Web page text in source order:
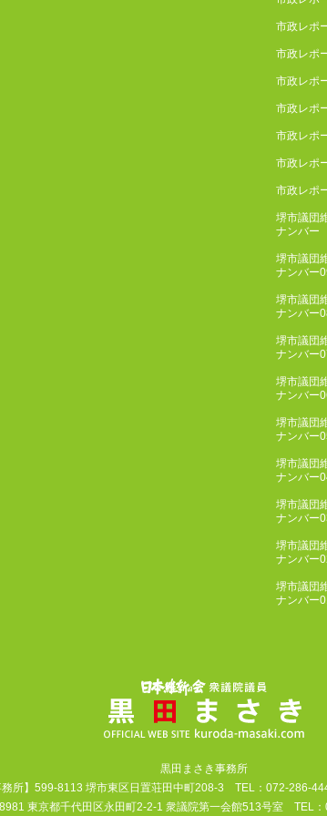
市政レポ
市政レポ
市政レポ
市政レポ
市政レポ
市政レポ
市政レポ
堺市議団
ナンバー
堺市議団
ナンバー
堺市議団
ナンバー
堺市議団
ナンバー
堺市議団
ナンバー
堺市議団
ナンバー
堺市議団
ナンバー
堺市議団
ナンバー
堺市議団
ナンバー
堺市議団
ナンバー
黒田まさき事務所
務所】599-8113 堺市東区日置荘田中町208-3 TEL：072-286-
8981 東京都千代田区永田町2-2-1 衆議院第一会館513号室